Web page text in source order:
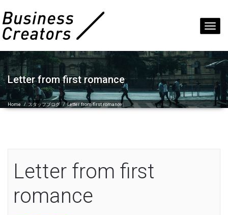
Letter from first romance
Home / スタッフブログ /Letter from first romance
Letter from first
romance